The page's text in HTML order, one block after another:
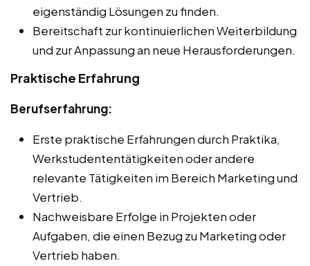
eigenständig Lösungen zu finden.
Bereitschaft zur kontinuierlichen Weiterbildung
und zur Anpassung an neue Herausforderungen.
Praktische Erfahrung
Berufserfahrung:
Erste praktische Erfahrungen durch Praktika,
Werkstudententätigkeiten oder andere
relevante Tätigkeiten im Bereich Marketing und
Vertrieb.
Nachweisbare Erfolge in Projekten oder
Aufgaben, die einen Bezug zu Marketing oder
Vertrieb haben.